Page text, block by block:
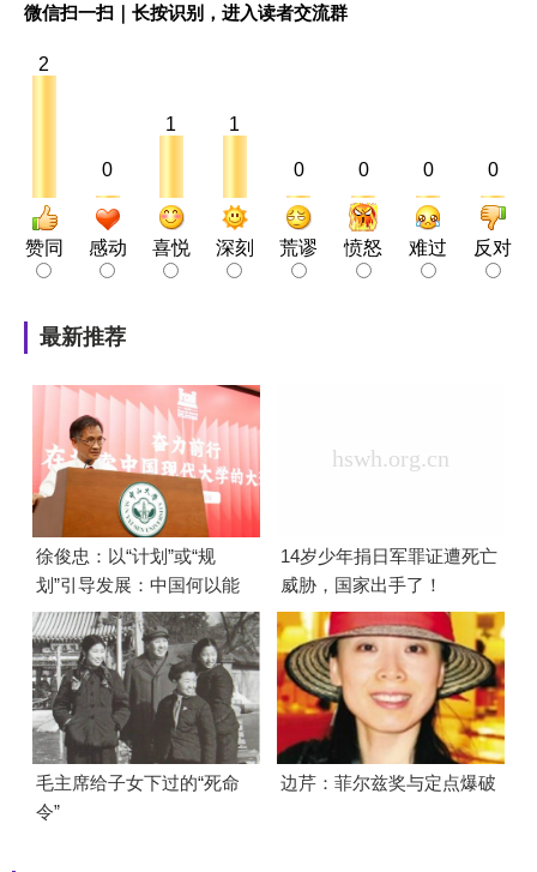
微信扫一扫｜长按识别，进入读者交流群
2
赞同
0
感动
1
喜悦
1
深刻
0
荒谬
0
愤怒
0
难过
0
反对
最新推荐
徐俊忠：以“计划”或“规
划”引导发展：中国何以能
够成功
14岁少年捐日军罪证遭死亡
威胁，国家出手了！
毛主席给子女下过的“死命
令”
边芹：菲尔兹奖与定点爆破